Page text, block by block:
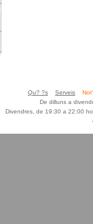
Qu? ?s Serveis
De dilluns a
Divendres, de 19:30 a 22:00